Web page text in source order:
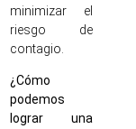
minimizar el
riesgo de
contagio.
¿Cómo
podemos
lograr una